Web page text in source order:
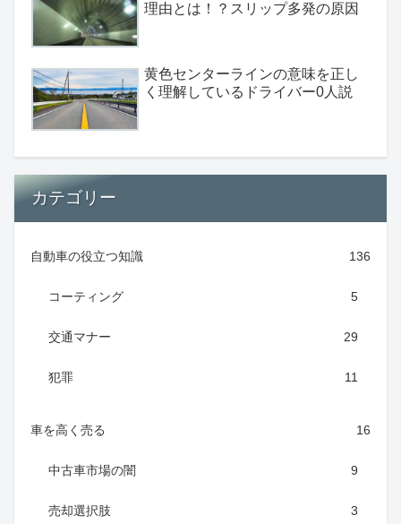
理由とは！？スリップ多発の原因
黄色センターラインの意味を正し
く理解しているドライバー0人説
カテゴリー
自動車の役立つ知識 136
コーティング 5
交通マナー 29
犯罪 11
車を高く売る 16
中古車市場の闇 9
売却選択肢 3